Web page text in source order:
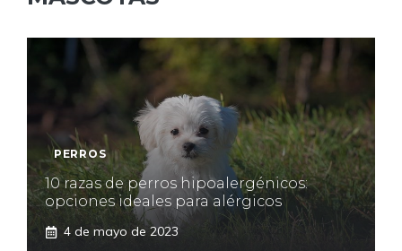
PERROS
10 razas de perros hipoalergénicos:
opciones ideales para alérgicos
4 de mayo de 2023